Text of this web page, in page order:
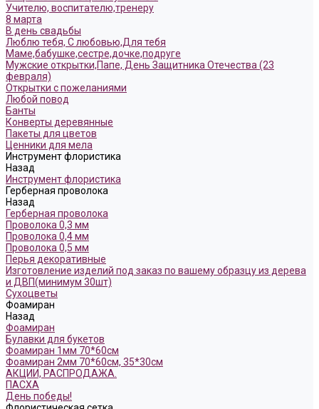
Учителю, воспитателю,тренеру
8 марта
В день свадьбы
Люблю тебя, С любовью,Для тебя
Маме,бабушке,сестре,дочке,подруге
Мужские открытки,Папе, День Защитника Отечества (23
февраля)
Открытки с пожеланиями
Любой повод
Банты
Конверты деревянные
Пакеты для цветов
Ценники для мела
Инструмент флористика
Назад
Инструмент флористика
Герберная проволока
Назад
Герберная проволока
Проволока 0,3 мм
Проволока 0,4 мм
Проволока 0,5 мм
Перья декоративные
Изготовление изделий под заказ по вашему образцу из дерева
и ДВП(минимум 30шт)
Сухоцветы
Фоамиран
Назад
Фоамиран
Булавки для букетов
Фоамиран 1мм 70*60см
Фоамиран 2мм 70*60см, 35*30см
АКЦИИ, РАСПРОДАЖА.
ПАСХА
День победы!